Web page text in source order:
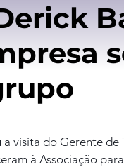
visita do Gerente de
à Associação